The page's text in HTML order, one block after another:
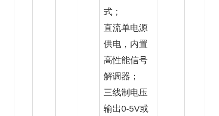
式；
直流单电源
供电，内置
高性能信号
解调器；
三线制电压
输出0-5V或